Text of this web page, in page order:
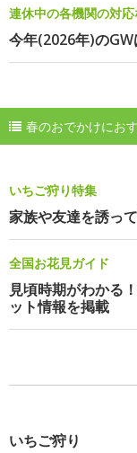
連休中の各機関の対
今年(2026年)の
春のおでかけにお
いちご狩り特集
家族や友達を誘っ
全国お花見ガイド
見頃時期がわかる
ット情報を掲載
いちご狩り